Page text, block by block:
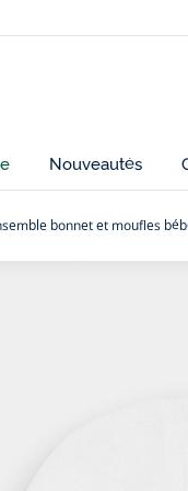
Nouveautés
bonnet et moufles